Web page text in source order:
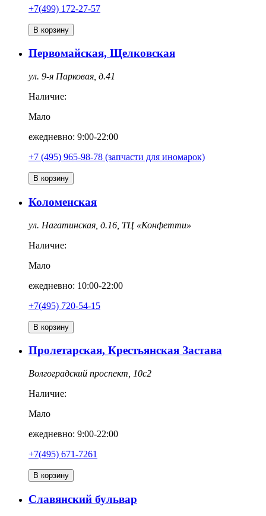
+7(499) 172-27-57
В корзину
Первомайская, Щелковская
ул. 9-я Парковая, д.41
Наличие:
Мало
ежедневно: 9:00-22:00
+7 (495) 965-98-78 (запчасти для иномарок)
В корзину
Коломенская
ул. Нагатинская, д.16, ТЦ «Конфетти»
Наличие:
Мало
ежедневно: 10:00-22:00
+7(495) 720-54-15
В корзину
Пролетарская, Крестьянская Застава
Волгоградский проспект, 10с2
Наличие:
Мало
ежедневно: 9:00-22:00
+7(495) 671-7261
В корзину
Славянский бульвар